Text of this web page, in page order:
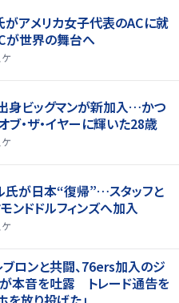
がアメリカ女子代表のACに就
世界の舞台へ
身ビッグマンが新加入…かつ
ブ・ザ・イヤーに輝いた28歳
氏が日本“復帰”…スタッフと
ンドドルフィンズへ加入
ブロンと共闘、76ers加入のジ
が本音を吐露 トレード通告を